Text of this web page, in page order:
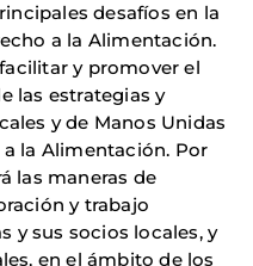
desafíos en la
a la Alimentación.
y promover el
las estrategias y
y de Manos Unidas
la Alimentación. Por
las maneras de
y trabajo
y sus socios locales, y
en el ámbito de los